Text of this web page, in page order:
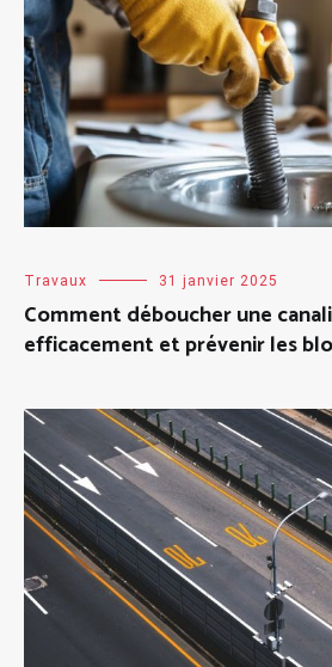
Travaux 31 janvier 2025
Comment déboucher une
efficacement et prévenir les